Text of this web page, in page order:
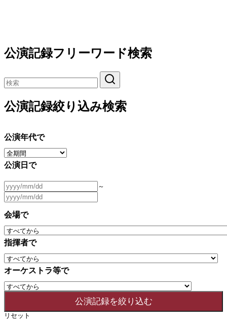
公演記録フリーワード検索
公演記録絞り込み検索
公演年代で
公演日で
～
会場で
指揮者で
オーケストラ等で
リセット